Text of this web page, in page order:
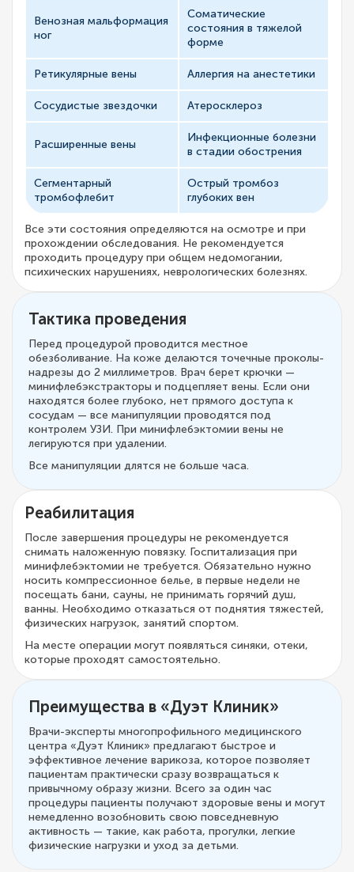
Венозная мальформация
ног
Соматические
состояния в тяжелой
форме
Ретикулярные вены Аллергия на анестетики
Сосудистые звездочки Атеросклероз
Расширенные вены
Инфекционные болезни
в стадии обострения
Сегментарный
тромбофлебит
Острый тромбоз
глубоких вен
Все эти состояния определяются на осмотре и при
прохождении обследования. Не рекомендуется
проходить процедуру при общем недомогании,
психических нарушениях, неврологических болезнях.
Тактика проведения
Перед процедурой проводится местное
обезболивание. На коже делаются точечные проколы-
надрезы до 2 миллиметров. Врач берет крючки —
минифлебэкстракторы и подцепляет вены. Если они
находятся более глубоко, нет прямого доступа к
сосудам — все манипуляции проводятся под
контролем УЗИ. При минифлебэктомии вены не
легируются при удалении.
Все манипуляции длятся не больше часа.
Реабилитация
После завершения процедуры не рекомендуется
снимать наложенную повязку. Госпитализация при
минифлебэктомии не требуется. Обязательно нужно
носить компрессионное белье, в первые недели не
посещать бани, сауны, не принимать горячий душ,
ванны. Необходимо отказаться от поднятия тяжестей,
физических нагрузок, занятий спортом.
На месте операции могут появляться синяки, отеки,
которые проходят самостоятельно.
Преимущества в «Дуэт Клиник»
Врачи-эксперты многопрофильного медицинского
центра «Дуэт Клиник» предлагают быстрое и
эффективное лечение варикоза, которое позволяет
пациентам практически сразу возвращаться к
привычному образу жизни. Всего за один час
процедуры пациенты получают здоровые вены и могут
немедленно возобновить свою повседневную
активность — такие, как работа, прогулки, легкие
физические нагрузки и уход за детьми.